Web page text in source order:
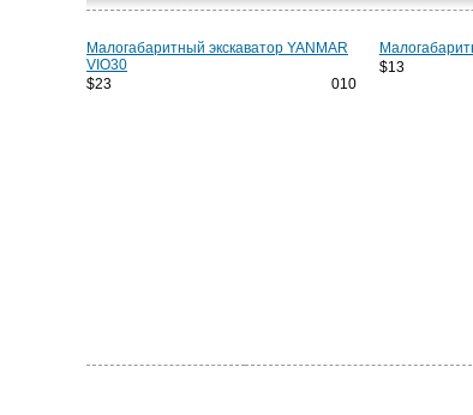
Малогабаритный экскаватор YANMAR
VIO30
$23 010